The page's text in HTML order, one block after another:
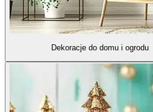
Dekoracje do domu i ogrodu